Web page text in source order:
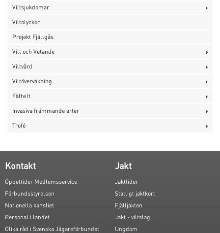
Viltsjukdomar
Viltolyckor
Projekt Fjällgås
Vilt och Vetande
Viltvård
Viltövervakning
Fältvilt
Invasiva främmande arter
Trofé
Kontakt
Öppettider Medlemsservice
Förbundsstyrelsen
Nationella kansliet
Personal i landet
Olika råd i Svenska Jägareförbundet
Jakt
Jakttider
Statligt jaktkort
Fjälljakten
Jakt - viltslag
Ungdom